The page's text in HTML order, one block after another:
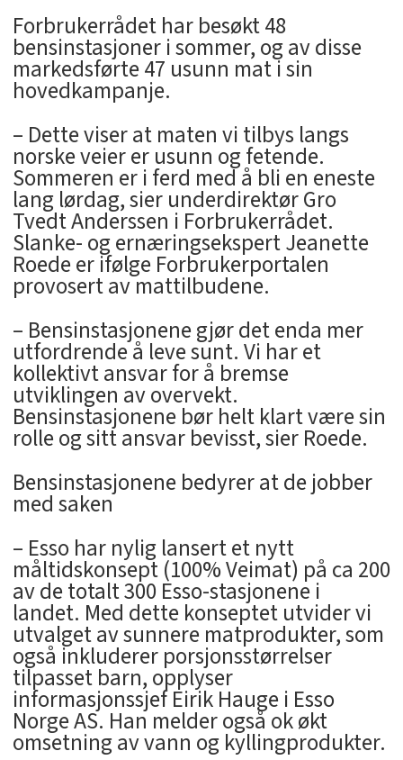
Forbrukerrådet har besøkt 48
bensinstasjoner i sommer, og av disse
markedsførte 47 usunn mat i sin
hovedkampanje.
– Dette viser at maten vi tilbys langs
norske veier er usunn og fetende.
Sommeren er i ferd med å bli en eneste
lang lørdag, sier underdirektør Gro
Tvedt Anderssen i Forbrukerrådet.
Slanke- og ernæringsekspert Jeanette
Roede er ifølge Forbrukerportalen
provosert av mattilbudene.
– Bensinstasjonene gjør det enda mer
utfordrende å leve sunt. Vi har et
kollektivt ansvar for å bremse
utviklingen av overvekt.
Bensinstasjonene bør helt klart være sin
rolle og sitt ansvar bevisst, sier Roede.
Bensinstasjonene bedyrer at de jobber
med saken
– Esso har nylig lansert et nytt
måltidskonsept (100% Veimat) på ca 200
av de totalt 300 Esso-stasjonene i
landet. Med dette konseptet utvider vi
utvalget av sunnere matprodukter, som
også inkluderer porsjonsstørrelser
tilpasset barn, opplyser
informasjonssjef Eirik Hauge i Esso
Norge AS. Han melder også ok økt
omsetning av vann og kyllingprodukter.